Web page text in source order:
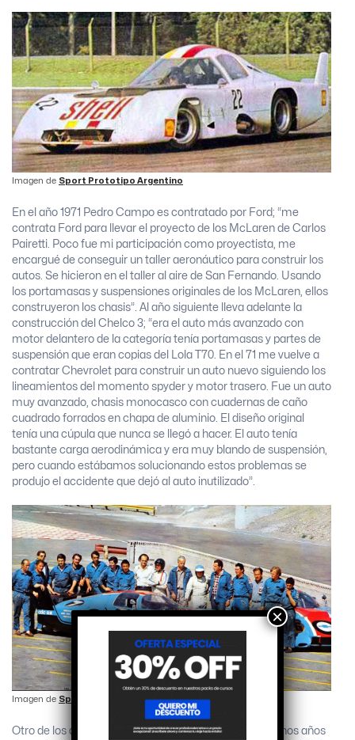
Imagen de Sport Prototipo Argentino
En el año 1971 Pedro Campo es contratado por Ford; “me
contrata Ford para llevar el proyecto de los McLaren de Carlos
Pairetti. Poco fue mi participación como proyectista, me
encargué de conseguir un taller aeronáutico para construir los
autos. Se hicieron en el taller al aire de San Fernando. Usando
los portamasas y suspensiones originales de los McLaren, ellos
construyeron los chasis”. Al año siguiente lleva adelante la
construcción del Chelco 3; “era el auto más avanzado con
motor delantero de la categoría tenía portamasas y partes de
suspensión que eran copias del Lola T70. En el 71 me vuelve a
contratar Chevrolet para construir un auto nuevo siguiendo los
lineamientos del momento spyder y motor trasero. Fue un auto
muy avanzado, chasis monocasco con cuadernas de caño
cuadrado forrados en chapa de aluminio. El diseño original
tenía una cúpula que nunca se llegó a hacer. El auto tenía
bastante carga aerodinámica y era muy blando de suspensión,
pero cuando estábamos solucionando estos problemas se
produjo el accidente que dejó al auto inutilizado”.
Imagen de Sport Prototipo Argentino
Otro de los diseños que ejecutó fue ell Dragón 1; “muchos años
×